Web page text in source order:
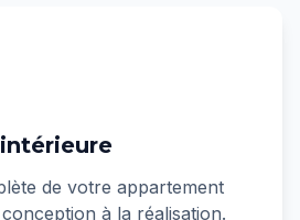
de votre appartement
à la réalisation.